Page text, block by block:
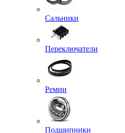
Сальники
Переключатели
Ремни
Подшипники